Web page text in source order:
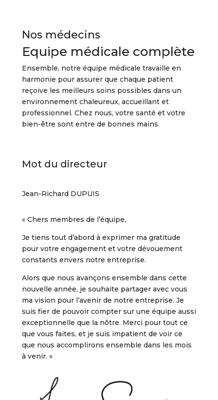
Nos médecins
Equipe médicale complète
Ensemble, notre équipe médicale travaille en
harmonie pour assurer que chaque patient
reçoive les meilleurs soins possibles dans un
environnement chaleureux, accueillant et
professionnel. Chez nous, votre santé et votre
bien-être sont entre de bonnes mains.
Mot du directeur
Jean-Richard DUPUIS
« Chers membres de l’équipe,
Je tiens tout d’abord à exprimer ma gratitude
pour votre engagement et votre dévouement
constants envers notre entreprise.
Alors que nous avançons ensemble dans cette
nouvelle année, je souhaite partager avec vous
ma vision pour l’avenir de notre entreprise. Je
suis fier de pouvoir compter sur une équipe aussi
exceptionnelle que la nôtre. Merci pour tout ce
que vous faites, et je suis impatient de voir ce
que nous accomplirons ensemble dans les mois
à venir. »